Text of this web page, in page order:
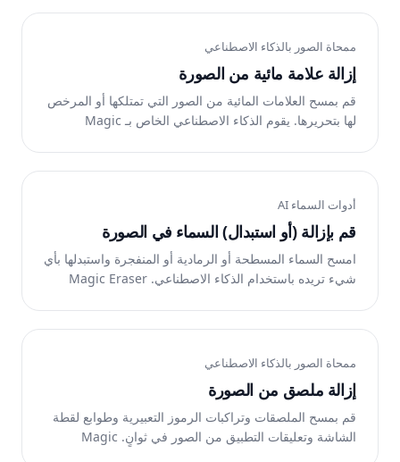
ممحاة الصور بالذكاء الاصطناعي
إزالة علامة مائية من الصورة
قم بمسح العلامات المائية من الصور التي تمتلكها أو المرخص
لها بتحريرها. يقوم الذكاء الاصطناعي الخاص بـ Magic
أدوات السماء AI
قم بإزالة (أو استبدال) السماء في الصورة
امسح السماء المسطحة أو الرمادية أو المنفجرة واستبدلها بأي
شيء تريده باستخدام الذكاء الاصطناعي. Magic Eraser
ممحاة الصور بالذكاء الاصطناعي
إزالة ملصق من الصورة
قم بمسح الملصقات وتراكبات الرموز التعبيرية وطوابع لقطة
الشاشة وتعليقات التطبيق من الصور في ثوانٍ. Magic